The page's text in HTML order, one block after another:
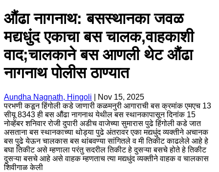
औंढा नागनाथ: बसस्थानका जवळ
मद्यधुंद एकाचा बस चालक,वाहकाशी
वाद;चालकाने बस आणली थेट औंढा
नागनाथ पोलीस ठाण्यात
Aundha Nagnath, Hingoli
Nov 15, 2025
परभणी कडून हिंगोली कडे जाणारी कळमनुरी आगाराची बस क्रमांक एमएच 13
सीयू 8343 ही बस औंढा नागनाथ येथील बस स्थानकापासून दिनांक 15
नोव्हेंबर शनिवार रोजी दुपारी अडीच वाजेच्या सुमारास पुढे हिंगोली कडे जात
असताना बस स्थानकाच्या थोड्या पुढे अंतरावर एका मद्यधुंद व्यक्तीने अचानक
बस पुढे येऊन चालकास बस थांबवण्या सांगितले व मी तिकीट काढलेले आहे हे
बघा तिकीट असे म्हणाला परंतु सदरील तिकीट हे दुसऱ्या बसचे होते हे तिकीट
दुसऱ्या बसचे आहे असे वाहक म्हणताच त्या मद्यधुंद व्यक्तीने वाहक व चालकास
शिवीगाळ केली